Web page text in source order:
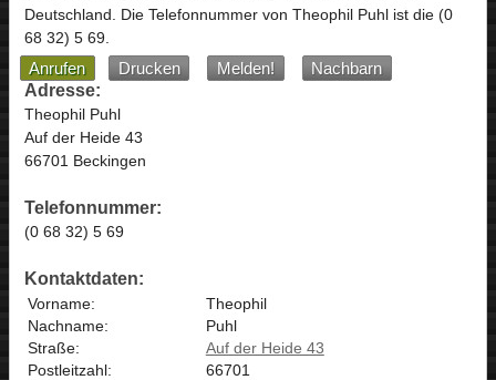
Deutschland. Die Telefonnummer von Theophil Puhl ist die (0
68 32) 5 69.
Anrufen Drucken Melden!
Nachbarn
Adresse:
Theophil Puhl
Auf der Heide 43
66701 Beckingen
Telefonnummer:
(0 68 32) 5 69
Kontaktdaten:
Vorname:
Theophil
Nachname:
Puhl
Straße:
Auf der Heide 43
Postleitzahl:
66701